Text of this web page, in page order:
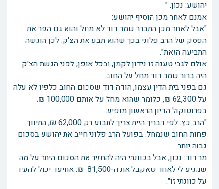
יהושע: נכון. "
אמנם לאחר מכן הוסיף יהושע:
"אבל לאחר מכן התברר שמר דוד לא מחל והוא גם הפר את
הפסק של הרב פלוני בכך שהוא תבע את הצ'ק. לכן הוגשה
התביעה הזאת".
אולם לגבי טענה זו נידון לקמן, ובכל אופן, לפני הגשת הצ'ק
היה ברור שמר דוד מחל על החוב.
גם בפני בית הדין עצמו, הודה דוד שסכום החוב כלפיו לא עלה
על 62,300 ₪, כלומר שהוא מחל על אותם 100,000 ₪.
בפרוטוקול הדיון הראשון מופיע:
"הרב כץ: לפי דבריך היית צריך לתבוע רק 62,000 ₪, התיווך
פחות החוב שנמחל. בפועל הרב פלוני חייב את יהושע בסכום
גבוה יותר.
מר דוד: נכון, אבל בכוונתי היה להחזיר את הסכום היתר על מה
שמגיע לי לאחר שאקבל את ה-81,500 ₪. אחיעד יכול להעיד
על כוונתי זו".